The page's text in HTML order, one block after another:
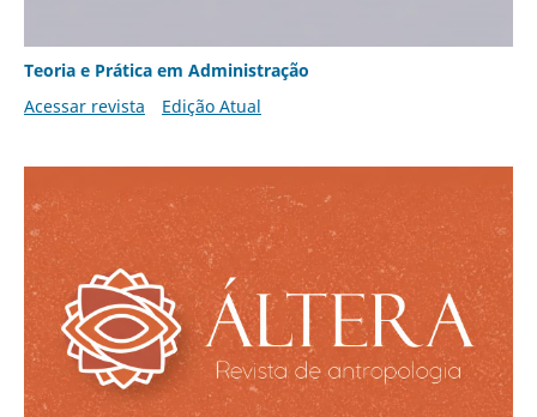
Teoria e Prática em Administração
Acessar revista
Edição Atual